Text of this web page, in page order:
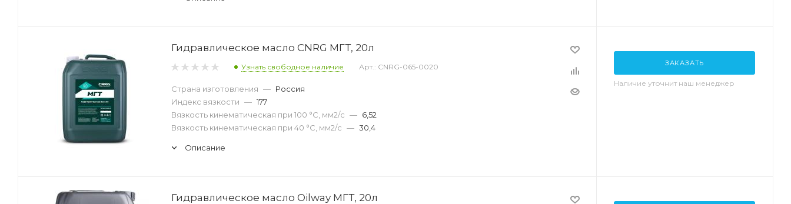
Гидравлическое масло CNRG МГТ, 20л
Узнать свободное наличие Арт.: CNRG-065-0020
Страна изготовления — Россия
Индекс вязкости — 177
Вязкость кинематическая при 100 °С, мм2/с — 6,52
Вязкость кинематическая при 40 °С, мм2/с — 30,4
Описание
ЗАКАЗАТЬ
Наличие уточнит наш менеджер
Гидравлическое масло Oilway МГТ, 20л